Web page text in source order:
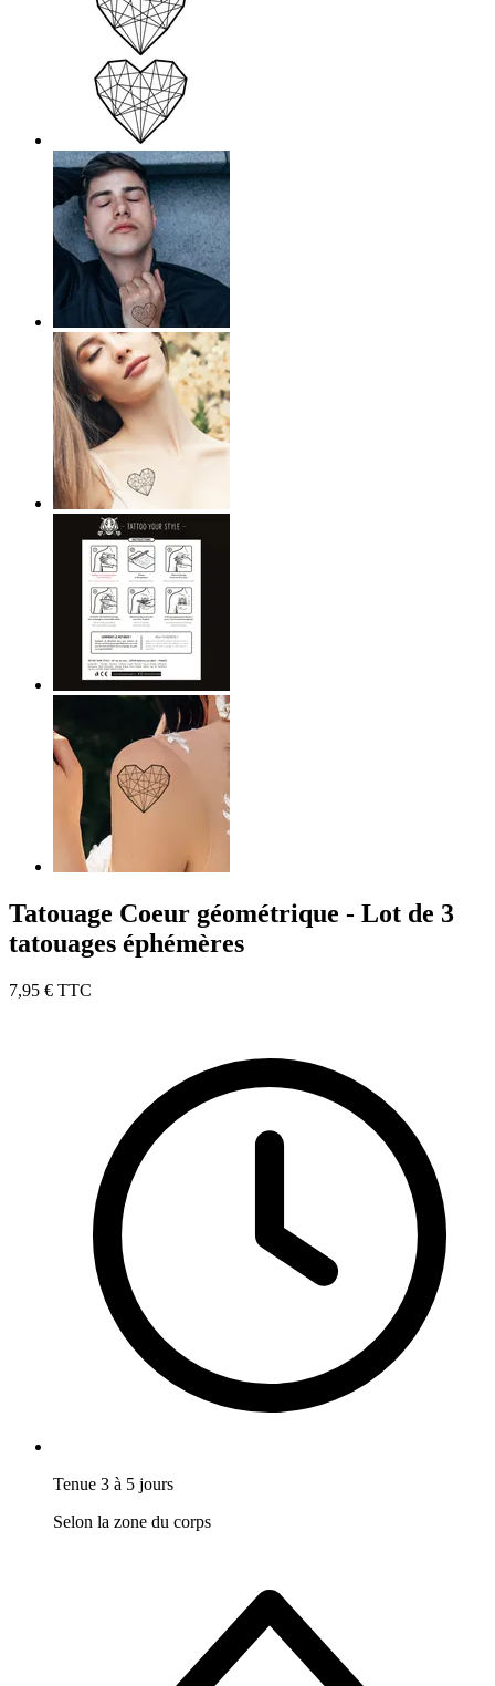
Tatouage Coeur géométrique - Lot de 3
tatouages éphémères
7,95 € TTC
Tenue 3 à 5 jours
Selon la zone du corps